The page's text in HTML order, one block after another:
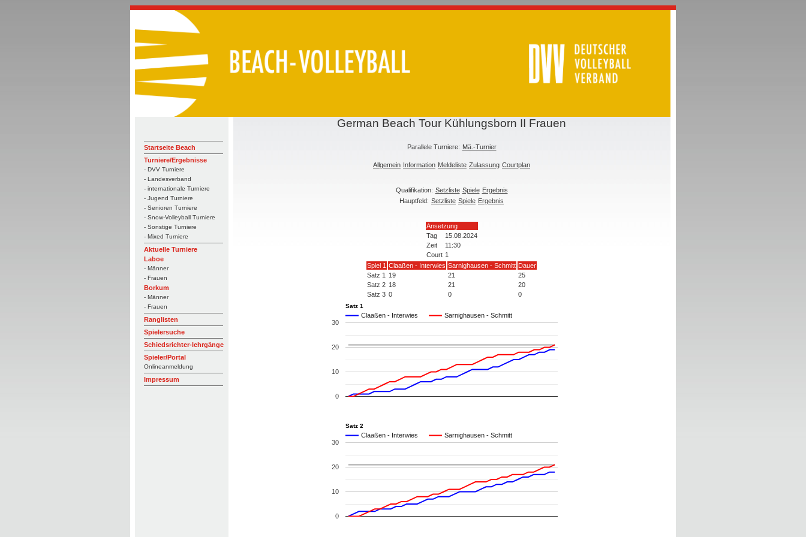
Startseite Beach
Turniere/Ergebnisse
- DVV Turniere
- Landesverband
- internationale Turniere
- Jugend Turniere
- Senioren Turniere
- Snow-Volleyball Turniere
- Sonstige Turniere
- Mixed Turniere
Aktuelle Turniere
Laboe
- Männer
- Frauen
Borkum
- Männer
- Frauen
Ranglisten
Spielersuche
Schiedsrichter-lehrgänge
Spieler/Portal
Onlineanmeldung
Impressum
German Beach Tour Kühlungsborn II Frauen
Parallele Turniere: Mä.-Turnier
Allgemein Information Meldeliste Zulassung Courtplan
Qualifikation: Setzliste Spiele Ergebnis
Hauptfeld: Setzliste Spiele Ergebnis
Ansetzung
Tag
15.08.2024
Zeit
11:30
Court 1
Spiel 1 Claaßen - Interwies Sarnighausen - Schmitt Dauer
Satz 1
19 21
25
Satz 2 18 21
20
Satz 3 0 0 0
Satz 1
Claaßen - Interwies Sarnighausen - Schmitt
0
10
20
30
Satz 2
Claaßen - Interwies Sarnighausen - Schmitt
0
10
20
30